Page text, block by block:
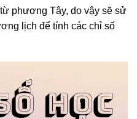
phương Tây, do vậy sẽ sử
lịch để tính các chỉ số